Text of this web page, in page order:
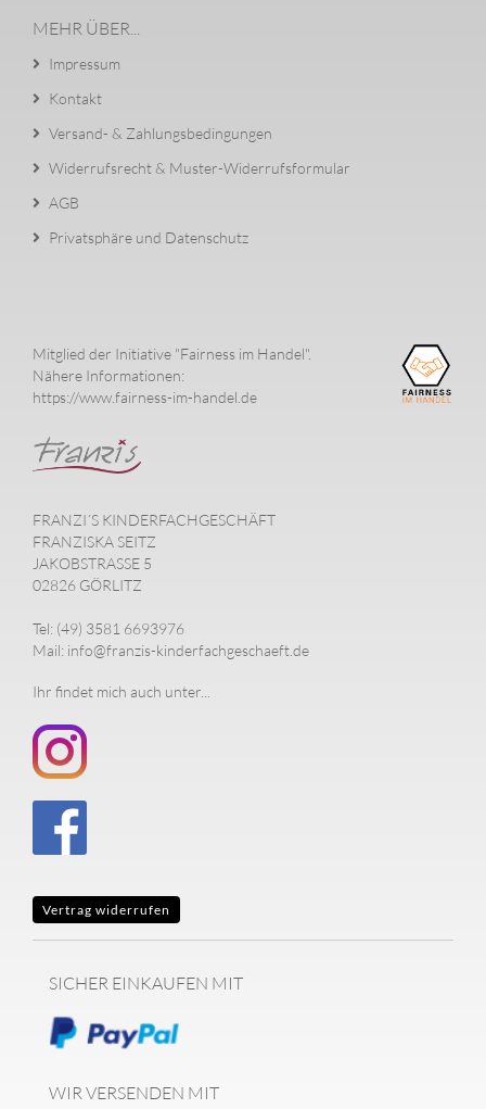
MEHR ÜBER...
Impressum
Kontakt
Versand- & Zahlungsbedingungen
Widerrufsrecht & Muster-Widerrufsformular
AGB
Privatsphäre und Datenschutz
Mitglied der Initiative "Fairness im Handel".
Nähere Informationen:
https://www.fairness-im-handel.de
FRANZI´S KINDERFACHGESCHÄFT
FRANZISKA SEITZ
JAKOBSTRASSE 5
02826 GÖRLITZ
Tel: (49) 3581 6693976
Mail: info@franzis-kinderfachgeschaeft.de
Ihr findet mich auch unter...
Vertrag widerrufen
SICHER EINKAUFEN MIT
WIR VERSENDEN MIT